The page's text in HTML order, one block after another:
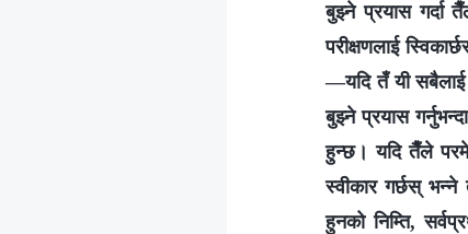
बुझ्ने प्रयास गर्दा
परीक्षणलाई
—यदि तँ यी सबैलाई
बुझ्ने प्रयास
हुन्छ। यदि तैँले
स्वीकार गर्छस् भन्‍ने
हुनको निम्ति,